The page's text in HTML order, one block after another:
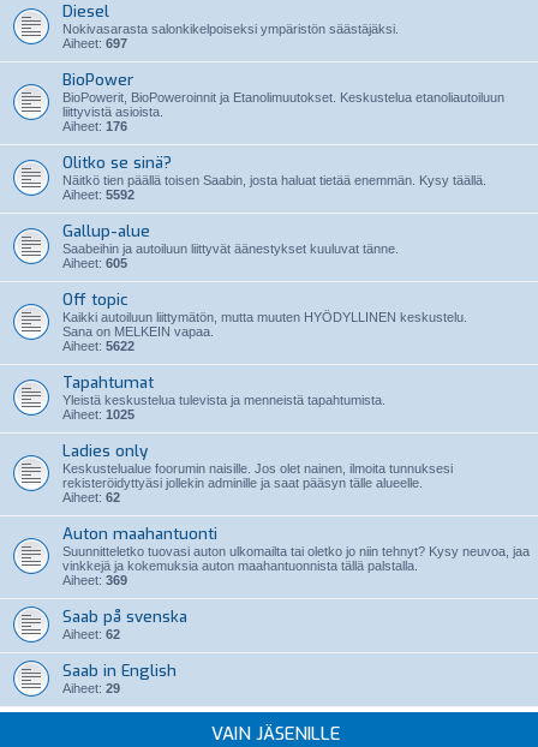
Diesel
Nokivasarasta salonkikelpoiseksi ympäristön säästäjäksi.
Aiheet: 697
BioPower
BioPowerit, BioPoweroinnit ja Etanolimuutokset. Keskustelua etanoliautoiluun
liittyvistä asioista.
Aiheet: 176
Olitko se sinä?
Näitkö tien päällä toisen Saabin, josta haluat tietää enemmän. Kysy täällä.
Aiheet: 5592
Gallup-alue
Saabeihin ja autoiluun liittyvät äänestykset kuuluvat tänne.
Aiheet: 605
Off topic
Kaikki autoiluun liittymätön, mutta muuten HYÖDYLLINEN keskustelu.
Sana on MELKEIN vapaa.
Aiheet: 5622
Tapahtumat
Yleistä keskustelua tulevista ja menneistä tapahtumista.
Aiheet: 1025
Ladies only
Keskustelualue foorumin naisille. Jos olet nainen, ilmoita tunnuksesi
rekisteröidyttyäsi jollekin adminille ja saat pääsyn tälle alueelle.
Aiheet: 62
Auton maahantuonti
Suunnitteletko tuovasi auton ulkomailta tai oletko jo niin tehnyt? Kysy neuvoa, jaa
vinkkejä ja kokemuksia auton maahantuonnista tällä palstalla.
Aiheet: 369
Saab på svenska
Aiheet: 62
Saab in English
Aiheet: 29
VAIN JÄSENILLE